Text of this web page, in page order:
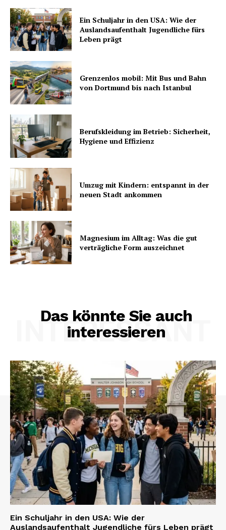
Ein Schuljahr in den USA: Wie der
Auslandsaufenthalt Jugendliche fürs
Leben prägt
Grenzenlos mobil: Mit Bus und Bahn
von Dortmund bis nach Istanbul
Berufskleidung im Betrieb: Sicherheit,
Hygiene und Effizienz
Umzug mit Kindern: entspannt in der
neuen Stadt ankommen
Magnesium im Alltag: Was die gut
verträgliche Form auszeichnet
Das könnte Sie auch
interessieren
INTERESSANT
Ein Schuljahr in den USA: Wie der
Auslandsaufenthalt Jugendliche fürs Leben prägt